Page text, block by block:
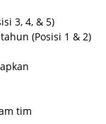
3, 4, & 5)
(Posisi 1 & 2)
tim